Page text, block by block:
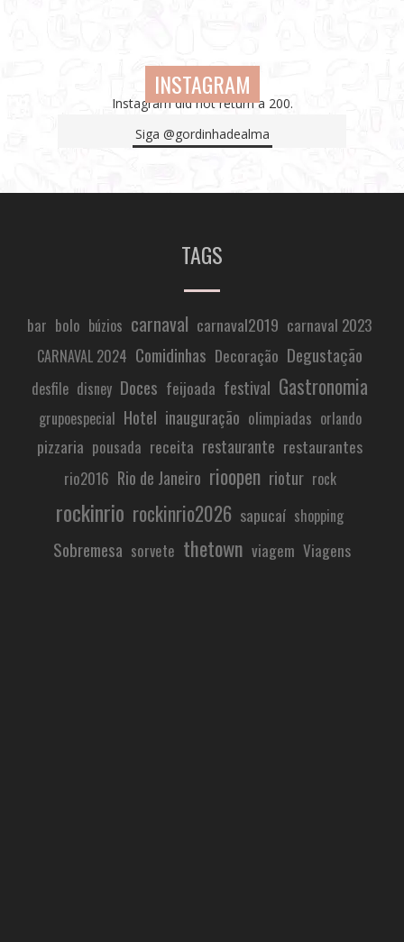
INSTAGRAM
Instagram did not return a 200.
Siga @gordinhadealma
TAGS
bar bolo búzios carnaval carnaval2019 carnaval 2023
CARNAVAL 2024 Comidinhas Decoração Degustação
desfile disney Doces feijoada festival Gastronomia
grupoespecial Hotel inauguração olimpiadas orlando
pizzaria pousada receita restaurante restaurantes
rio2016 Rio de Janeiro rioopen riotur rock
rockinrio rockinrio2026 sapucaí shopping
Sobremesa sorvete thetown viagem Viagens